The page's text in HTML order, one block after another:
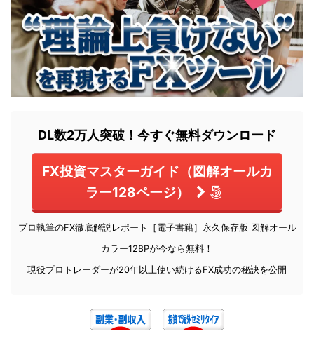
DL数2万人突破！今すぐ無料ダウンロード
FX投資マスターガイド（図解オールカ
ラー128ページ）
プロ執筆のFX徹底解説レポート［電子書籍］永久保存版 図解オール
カラー128Pが今なら無料！
現役プロトレーダーが20年以上使い続けるFX成功の秘訣を公開